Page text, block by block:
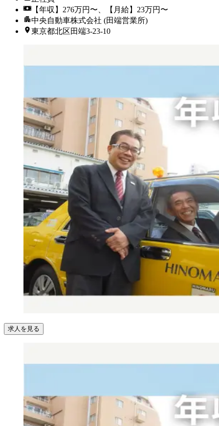
【年収】276万円〜、【月給】23万円〜
中央自動車株式会社 (田端営業所)
東京都北区田端3-23-10
求人を見る